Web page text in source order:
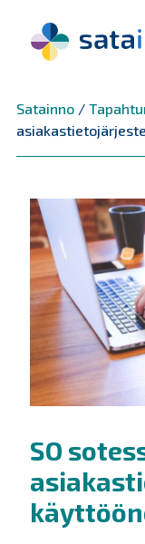
Satainno/
SO